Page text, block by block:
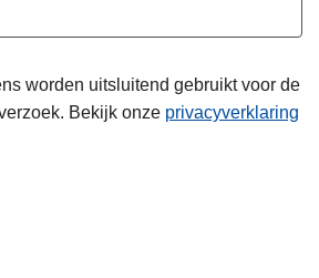
worden uitsluitend gebruikt voor de
Bekijk onze privacyverklaring